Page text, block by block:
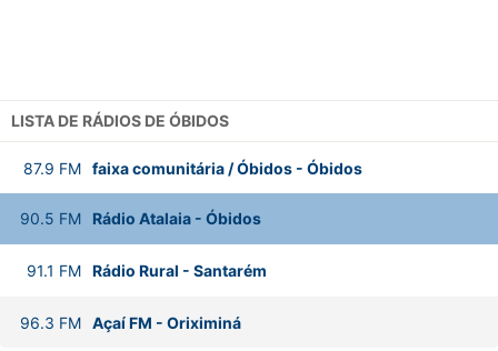
LISTA DE RÁDIOS DE ÓBIDOS
87.9 FM faixa comunitária / Óbidos- Óbidos
90.5 FM Rádio Atalaia- Óbidos
91.1 FM Rádio Rural - Santarém
96.3 FM Açaí FM - Oriximiná